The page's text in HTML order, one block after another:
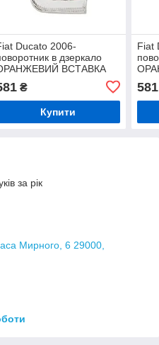
Ducato 2006-
в дзеркало
ВСТАВКА
₴
Купити
Fiat
581
за рік
Мирного, 6 29000,